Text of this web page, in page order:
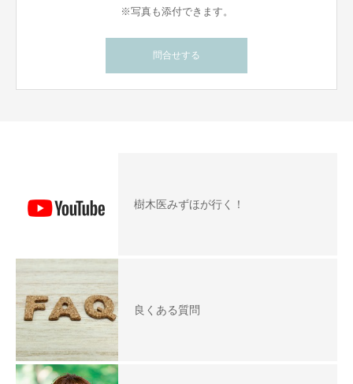
※写真も添付できます。
問合せする
樹木医みずほが行く！
良くある質問